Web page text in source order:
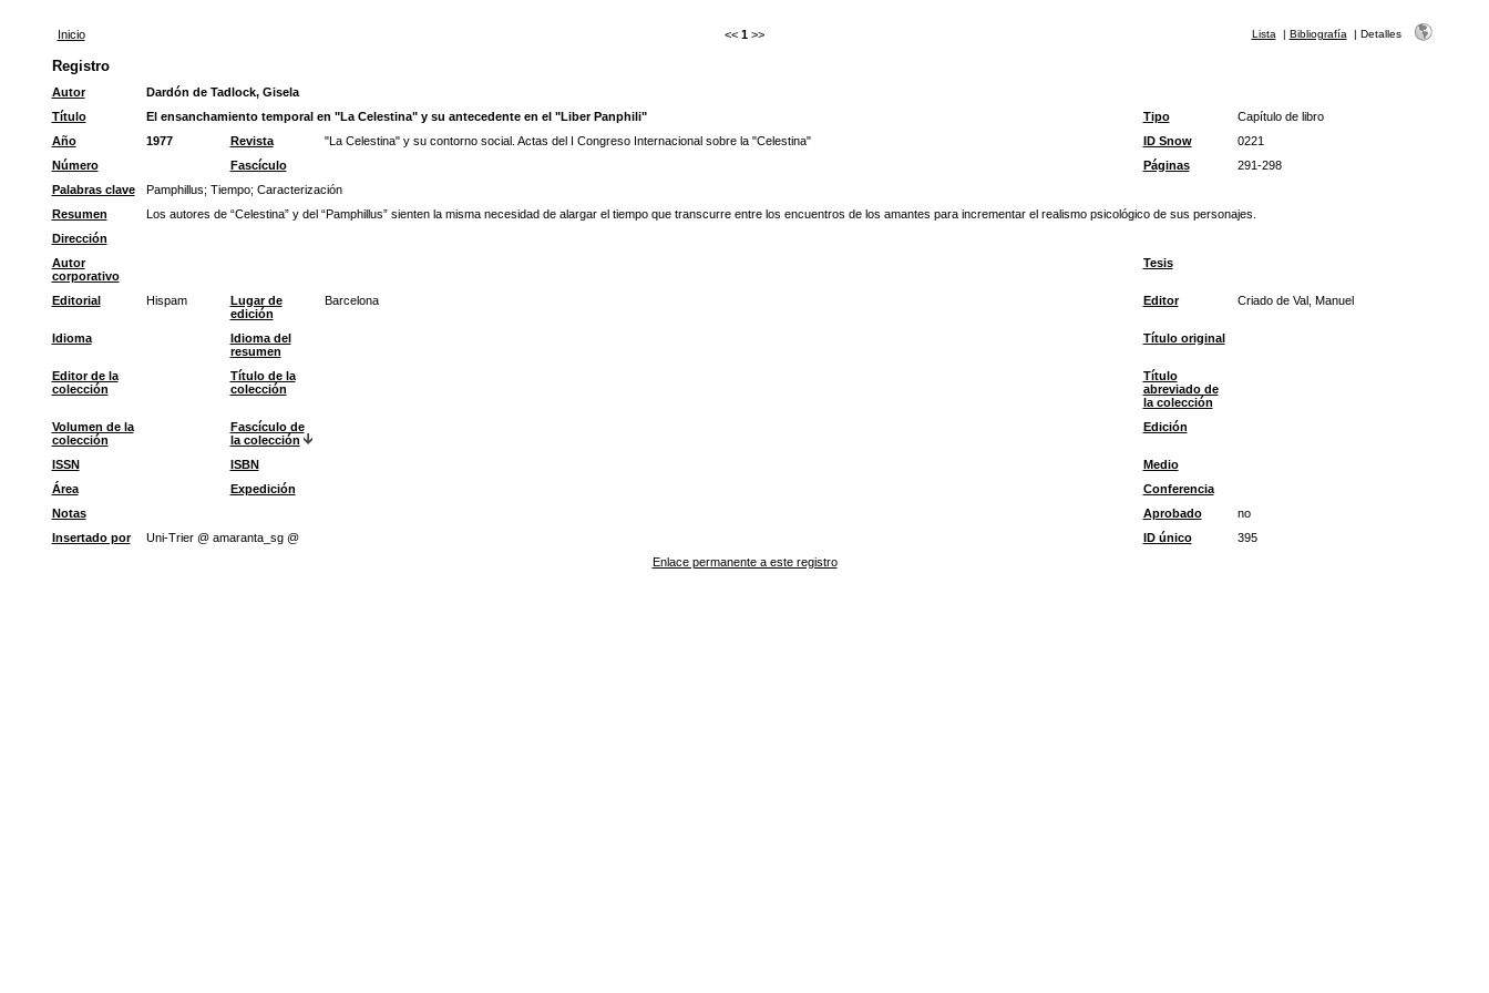
Inicio << 1 >> Lista | Bibliografía | Detalles
Registro
Autor
Dardón de Tadlock, Gisela
Título
El ensanchamiento temporal en "La Celestina" y su antecedente en el "Liber Panphili" Tipo
Capítulo de libro
Año
1977 Revista "La Celestina" y su contorno social. Actas del I Congreso Internacional sobre la "Celestina" ID Snow
0221
Número
Fascículo Páginas
291-298
Palabras clave
Pamphillus; Tiempo; Caracterización
Resumen
Los autores de “Celestina” y del “Pamphillus” sienten la misma necesidad de alargar el tiempo que transcurre entre los encuentros de los amantes para incrementar el realismo psicológico de sus personajes.
Dirección
Autor
corporativo
Tesis
Editorial Hispam
Lugar de
edición
Barcelona Editor Criado de Val, Manuel
Idioma
Idioma del
resumen
Título original
Editor de la
colección
Título de la
colección
Título
abreviado de
la colección
Volumen de la
colección
Fascículo de
la colección
Edición
ISSN ISBN
Medio
Área
Expedición
Conferencia
Notas
Aprobado
no
Insertado por
Uni-Trier @ amaranta_sg @ ID único
395
Enlace permanente a este registro